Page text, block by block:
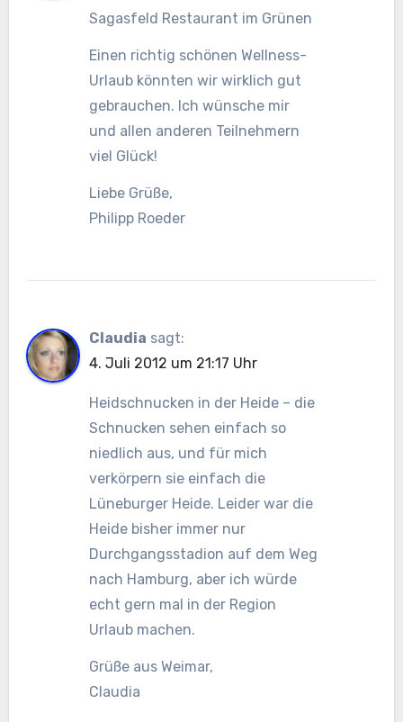
Sagasfeld Restaurant im Grünen
Einen richtig schönen Wellness-
Urlaub könnten wir wirklich gut
gebrauchen. Ich wünsche mir
und allen anderen Teilnehmern
viel Glück!
Liebe Grüße,
Philipp Roeder
Claudia sagt:
4. Juli 2012 um 21:17 Uhr
Heidschnucken in der Heide – die
Schnucken sehen einfach so
niedlich aus, und für mich
verkörpern sie einfach die
Lüneburger Heide. Leider war die
Heide bisher immer nur
Durchgangsstadion auf dem Weg
nach Hamburg, aber ich würde
echt gern mal in der Region
Urlaub machen.
Grüße aus Weimar,
Claudia